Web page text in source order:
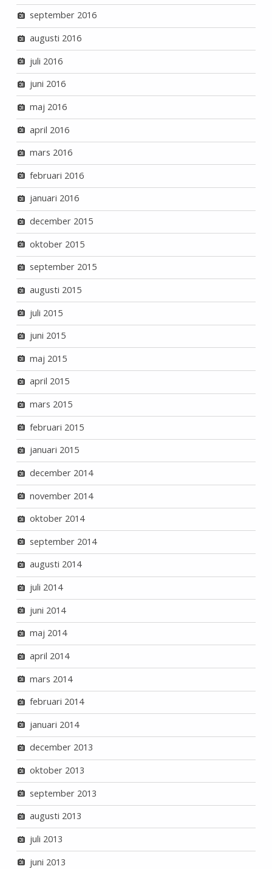
september 2016
augusti 2016
juli 2016
juni 2016
maj 2016
april 2016
mars 2016
februari 2016
januari 2016
december 2015
oktober 2015
september 2015
augusti 2015
juli 2015
juni 2015
maj 2015
april 2015
mars 2015
februari 2015
januari 2015
december 2014
november 2014
oktober 2014
september 2014
augusti 2014
juli 2014
juni 2014
maj 2014
april 2014
mars 2014
februari 2014
januari 2014
december 2013
oktober 2013
september 2013
augusti 2013
juli 2013
juni 2013